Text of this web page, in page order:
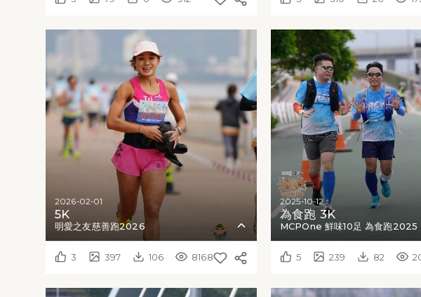
2026-02-01
5K
明愛之友慈善跑2026
3 397 106 8168
2025-10-12
為食跑 3K
MCPOne 鮮味10足 為食跑2025
5 239 82